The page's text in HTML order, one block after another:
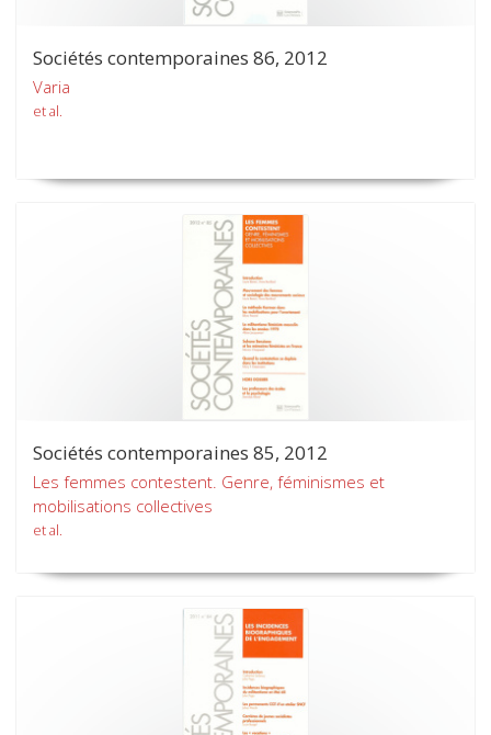
Sociétés contemporaines 86, 2012
Varia
et al.
Sociétés contemporaines 85, 2012
Les femmes contestent. Genre, féminismes et
mobilisations collectives
et al.